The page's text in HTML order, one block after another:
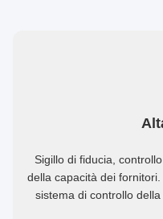
Sigillo di fiducia,
della capacità dei
sistema di controllo